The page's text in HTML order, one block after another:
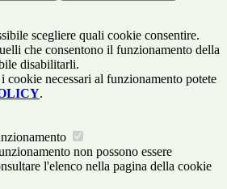
scegliere quali cookie consentire.
che consentono il funzionamento della
disabilitarli.
cookie necessari al funzionamento potete
.
non possono essere
l'elenco nella pagina della cookie